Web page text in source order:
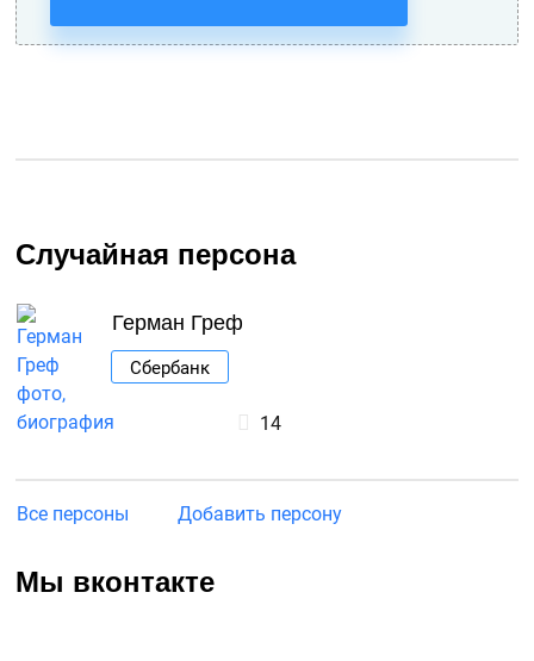
Случайная персона
Герман Греф
Сбербанк
14
Все персоны Добавить персону
Мы вконтакте